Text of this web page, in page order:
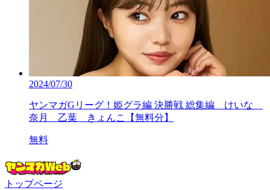
2024/07/30
ヤンマガGリーグ！姫グラ編 決勝戦 総集編 けいな
奈月 乙葉 きょんこ【無料分】
無料
トップページ